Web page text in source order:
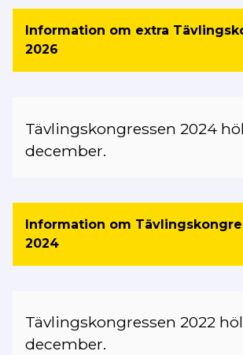
Information om extra
2026
Tävlingskongressen 2024
december.
Information om
2024
Tävlingskongressen 2022
december.